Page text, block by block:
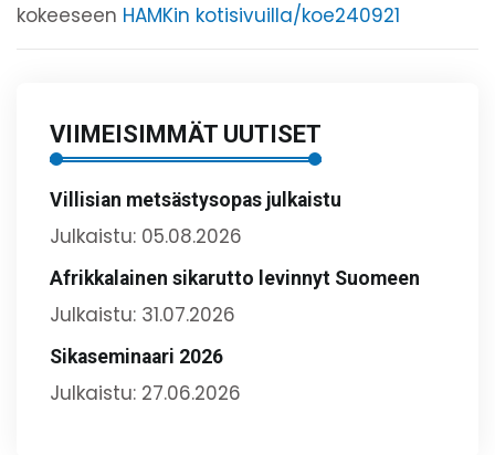
kokeeseen HAMKin kotisivuilla/koe240921
VIIMEISIMMÄT UUTISET
Villisian metsästysopas julkaistu
Julkaistu: 05.08.2026
Afrikkalainen sikarutto levinnyt Suomeen
Julkaistu: 31.07.2026
Sikaseminaari 2026
Julkaistu: 27.06.2026